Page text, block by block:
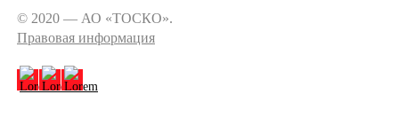
© 2020 — АО «ТОСКО».
Правовая информация